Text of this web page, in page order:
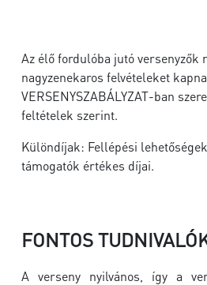
Az élő fordulóba jutó versenyzők
nagyzenekaros felvételeket
VERSENYSZABÁLYZAT-ban
feltételek szerint.
Különdíjak: Fellépési
támogatók értékes díjai.
FONTOS
A verseny nyilvános, így a